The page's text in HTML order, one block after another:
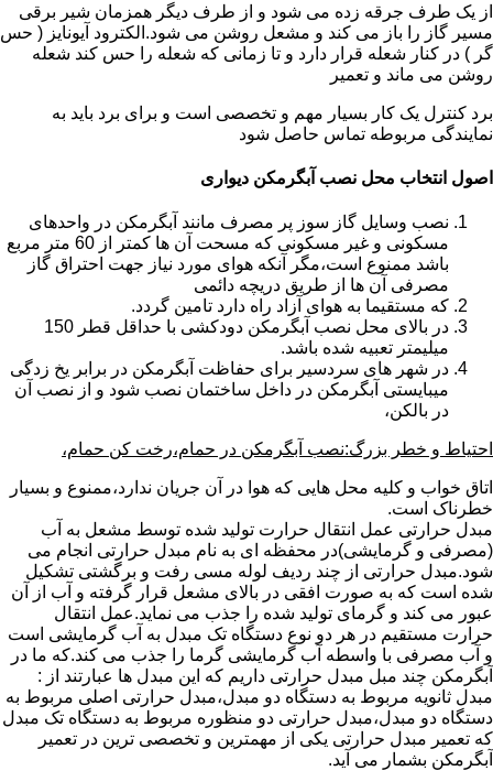
از یک طرف جرقه زده می شود و از طرف دیگر همزمان شیر برقی
مسیر گاز را باز می کند و مشعل روشن می شود.الکترود آیونایز ( حس
گر ) در کنار شعله قرار دارد و تا زمانی که شعله را حس کند شعله
روشن می ماند و تعمیر
برد کنترل یک کار بسیار مهم و تخصصی است و برای برد باید به
نمایندگی مربوطه تماس حاصل شود
اصول انتخاب محل نصب آبگرمکن دیواری
نصب وسایل گاز سوز پر مصرف مانند آبگرمکن در واحدهای
مسکونی و غیر مسکونی که مسحت آن ها کمتر از 60 متر مربع
باشد ممنوع است،مگر آنکه هوای مورد نیاز جهت احتراق گاز
مصرفی آن ها از طریق دریچه دائمی
که مستقیما به هوای آزاد راه دارد تامین گردد.
در بالای محل نصب آبگرمکن دودکشی با حداقل قطر 150
میلیمتر تعبیه شده باشد.
در شهر های سردسیر برای حفاظت آبگرمکن در برابر یخ زدگی
میبایستی آبگرمکن در داخل ساختمان نصب شود و از نصب آن
در بالکن،
احتیاط و خطر بزرگ:نصب آبگرمکن در حمام،رخت کن حمام،
اتاق خواب و کلیه محل هایی که هوا در آن جریان ندارد،ممنوع و بسیار
خطرناک است.
مبدل حرارتی عمل انتقال حرارت تولید شده توسط مشعل به آب
(مصرفی و گرمایشی)در محفظه ای به نام مبدل حرارتی انجام می
شود.مبدل حرارتی از چند ردیف لوله مسی رفت و برگشتی تشکیل
شده است که به صورت افقی در بالای مشعل قرار گرفته و آب از آن
عبور می کند و گرمای تولید شده را جذب می نماید.عمل انتقال
حرارت مستقیم در هر دو نوع دستگاه تک مبدل به آب گرمایشی است
و آب مصرفی با واسطه آب گرمایشی گرما را جذب می کند.که ما در
آبگرمکن چند مبل مبدل حرارتی داریم که این مبدل ها عبارتند از :
مبدل ثانویه مربوط به دستگاه دو مبدل،مبدل حرارتی اصلی مربوط به
دستگاه دو مبدل،مبدل حرارتی دو منظوره مربوط به دستگاه تک مبدل
که تعمیر مبدل حرارتی یکی از مهمترین و تخصصی ترین در تعمیر
آبگرمکن بشمار می آید.